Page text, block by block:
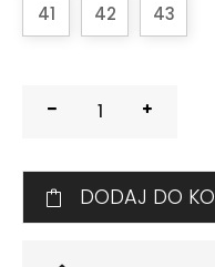
41 42 43
DODAJ DO